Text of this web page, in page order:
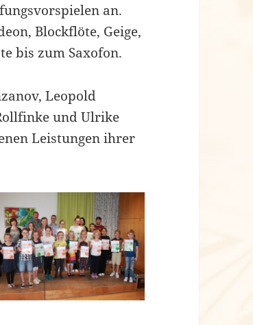
an.
Blockflöte, Geige,
bis zum Saxofon.
Leopold
und Ulrike
Leistungen ihrer